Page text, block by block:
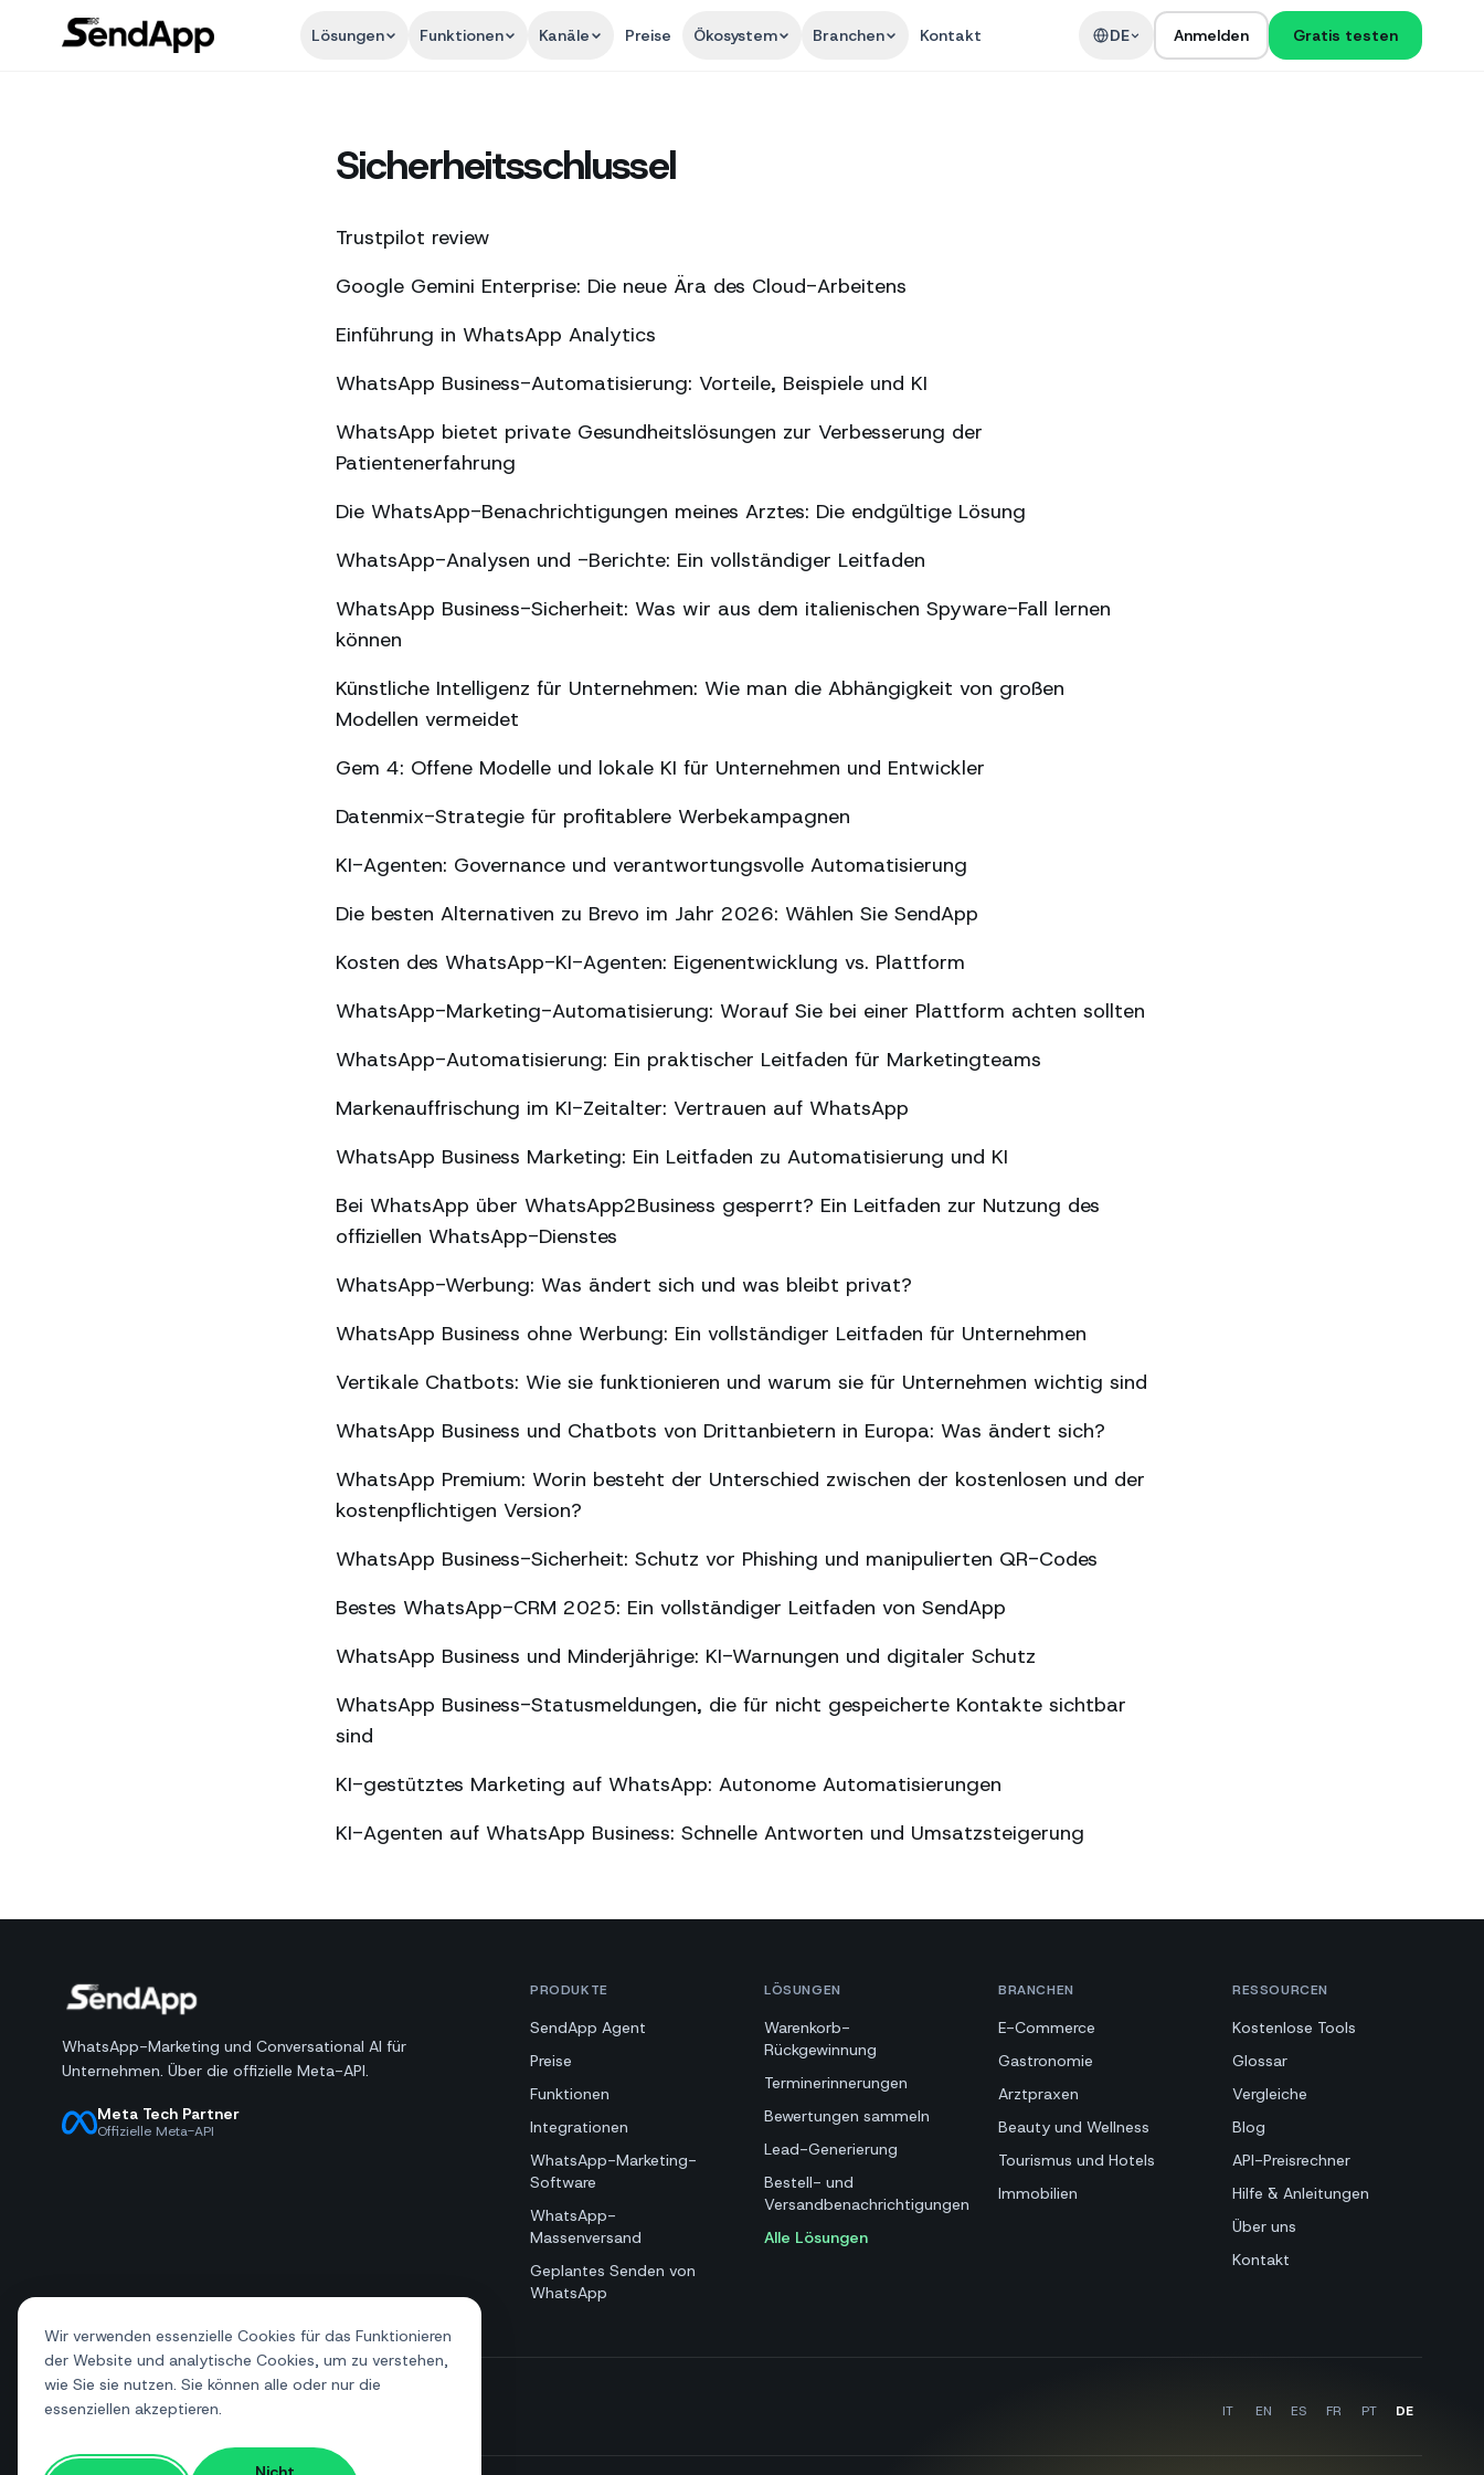
Wir verwenden essenzielle Cookies für das Funktionieren
der Website und analytische Cookies, um zu verstehen,
wie Sie sie nutzen. Sie können alle oder nur die
essenziellen akzeptieren.
Lösungen Funktionen Kanäle Preise Ökosystem Branchen Kontakt DE Anmelden Gratis testen
Sicherheitsschlussel
Trustpilot review
Google Gemini Enterprise: Die neue Ära des Cloud-Arbeitens
Einführung in WhatsApp Analytics
WhatsApp Business-Automatisierung: Vorteile, Beispiele und KI
WhatsApp bietet private Gesundheitslösungen zur Verbesserung der
Patientenerfahrung
Die WhatsApp-Benachrichtigungen meines Arztes: Die endgültige Lösung
WhatsApp-Analysen und -Berichte: Ein vollständiger Leitfaden
WhatsApp Business-Sicherheit: Was wir aus dem italienischen Spyware-Fall lernen
können
Künstliche Intelligenz für Unternehmen: Wie man die Abhängigkeit von großen
Modellen vermeidet
Gem 4: Offene Modelle und lokale KI für Unternehmen und Entwickler
Datenmix-Strategie für profitablere Werbekampagnen
KI-Agenten: Governance und verantwortungsvolle Automatisierung
Die besten Alternativen zu Brevo im Jahr 2026: Wählen Sie SendApp
Kosten des WhatsApp-KI-Agenten: Eigenentwicklung vs. Plattform
WhatsApp-Marketing-Automatisierung: Worauf Sie bei einer Plattform achten sollten
WhatsApp-Automatisierung: Ein praktischer Leitfaden für Marketingteams
Markenauffrischung im KI-Zeitalter: Vertrauen auf WhatsApp
WhatsApp Business Marketing: Ein Leitfaden zu Automatisierung und KI
Bei WhatsApp über WhatsApp2Business gesperrt? Ein Leitfaden zur Nutzung des
offiziellen WhatsApp-Dienstes
WhatsApp-Werbung: Was ändert sich und was bleibt privat?
WhatsApp Business ohne Werbung: Ein vollständiger Leitfaden für Unternehmen
Vertikale Chatbots: Wie sie funktionieren und warum sie für Unternehmen wichtig sind
WhatsApp Business und Chatbots von Drittanbietern in Europa: Was ändert sich?
WhatsApp Premium: Worin besteht der Unterschied zwischen der kostenlosen und der
kostenpflichtigen Version?
WhatsApp Business-Sicherheit: Schutz vor Phishing und manipulierten QR-Codes
Bestes WhatsApp-CRM 2025: Ein vollständiger Leitfaden von SendApp
WhatsApp Business und Minderjährige: KI-Warnungen und digitaler Schutz
WhatsApp Business-Statusmeldungen, die für nicht gespeicherte Kontakte sichtbar
sind
KI-gestütztes Marketing auf WhatsApp: Autonome Automatisierungen
KI-Agenten auf WhatsApp Business: Schnelle Antworten und Umsatzsteigerung
WhatsApp-Marketing und Conversational AI für
Unternehmen. Über die offizielle Meta-API.
Meta Tech Partner
Offizielle Meta-API
PRODUKTE
SendApp Agent
Preise
Funktionen
Integrationen
WhatsApp-Marketing-
Software
WhatsApp-
Massenversand
Geplantes Senden von
WhatsApp
LÖSUNGEN
Warenkorb-
Rückgewinnung
Terminerinnerungen
Bewertungen sammeln
Lead-Generierung
Bestell- und
Versandbenachrichtigungen
Alle Lösungen
BRANCHEN
E-Commerce
Gastronomie
Arztpraxen
Beauty und Wellness
Tourismus und Hotels
Immobilien
RESSOURCEN
Kostenlose Tools
Glossar
Vergleiche
Blog
API-Preisrechner
Hilfe & Anleitungen
Über uns
Kontakt
+39 081 544 7792 IT EN ES FR PT DE